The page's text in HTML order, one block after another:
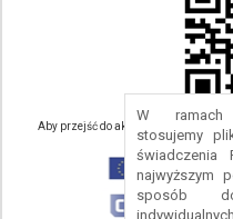
W ramach
stosujemy
świadczenia
najwyższym
sposób
Aby przejść do aktualności
Strefa Turysty